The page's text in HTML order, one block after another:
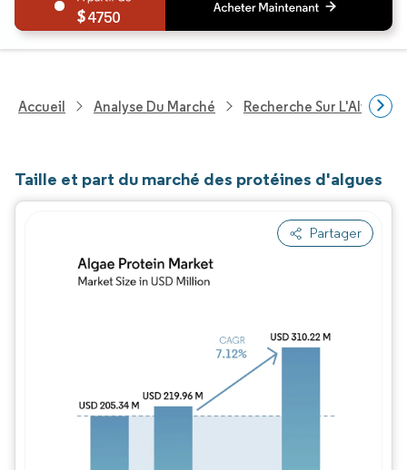
4750
Accueil Analyse Du Marché Recherche Sur
Taille et part du marché des protéines d'algues
Partager